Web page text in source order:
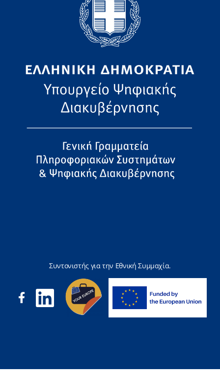
Συντονιστής για την Εθνική Συμμαχία.